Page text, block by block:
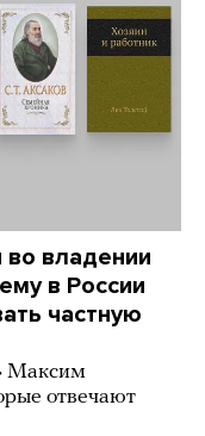
владении
в России
частную
Максим
отвечают